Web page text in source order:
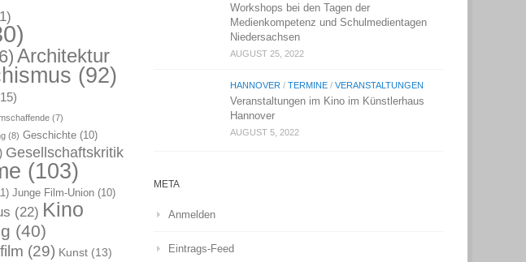
Architektur
(92)
(7)
(8) Geschichte (10)
Gesellschaftskritik
(103)
Junge Film-Union (10)
(22) Kino
(40)
(29) Kunst (13)
Workshops bei den Tagen der
Medienkompetenz und Schulmedientagen
Niedersachsen
AUGUST 25, 2022
HANNOVER /TERMINE /VERANSTALTUNGEN
Veranstaltungen im Kino im Künstlerhaus
Hannover
AUGUST 5, 2022
META
Anmelden
Eintrags-Feed